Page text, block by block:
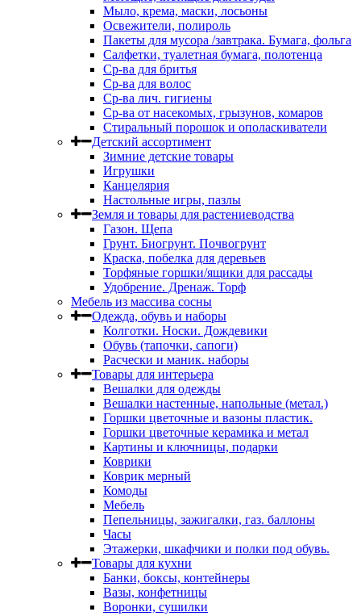
Мыло, крема, маски, лосьоны
Освежители, полироль
Пакеты для мусора /завтрака. Бумага, фольга
Салфетки, туалетная бумага, полотенца
Ср-ва для бритья
Ср-ва для волос
Ср-ва лич. гигиены
Ср-ва от насекомых, грызунов, комаров
Стиральный порошок и ополаскиватели
Детский ассортимент
Зимние детские товары
Игрушки
Канцелярия
Настольные игры, пазлы
Земля и товары для растениеводства
Газон. Щепа
Грунт. Биогрунт. Почвогрунт
Краска, побелка для деревьев
Торфяные горшки/ящики для рассады
Удобрение. Дренаж. Торф
Мебель из массива сосны
Одежда, обувь и наборы
Колготки. Носки. Дождевики
Обувь (тапочки, сапоги)
Расчески и маник. наборы
Товары для интерьера
Вешалки для одежды
Вешалки настенные, напольные (метал.)
Горшки цветочные и вазоны пластик.
Горшки цветочные керамика и метал
Картины и ключницы, подарки
Коврики
Коврик мерный
Комоды
Мебель
Пепельницы, зажигалки, газ. баллоны
Часы
Этажерки, шкафчики и полки под обувь.
Товары для кухни
Банки, боксы, контейнеры
Вазы, конфетницы
Воронки, сушилки